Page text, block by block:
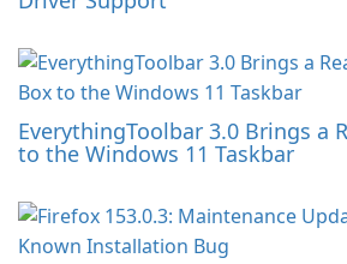
EverythingToolbar 3.0 Brings a
to the Windows 11 Taskbar